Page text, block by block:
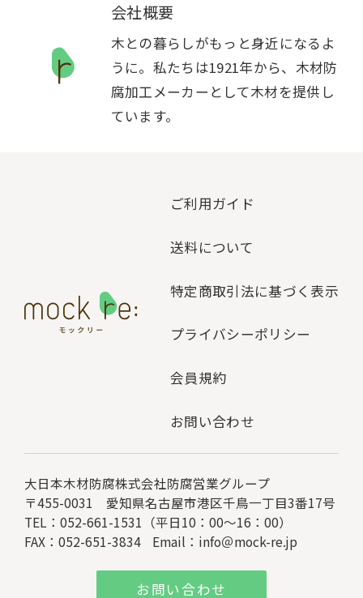
会社概要
木との暮らしがもっと身近になるよ
うに。私たちは1921年から、木材防
腐加工メーカーとして木材を提供し
ています。
ご利用ガイド
送料について
特定商取引法に基づく表示
プライバシーポリシー
会員規約
お問い合わせ
大日本木材防腐株式会社防腐営業グループ
〒455-0031 愛知県名古屋市港区千鳥一丁目3番17号
TEL：052-661-1531（平日10：00～16：00）
FAX：052-651-3834
Email： info＠mock-re.jp
お問い合わせ